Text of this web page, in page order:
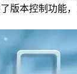
版本控制功能